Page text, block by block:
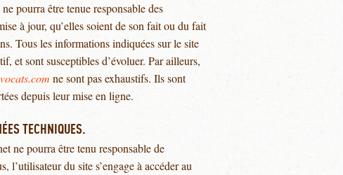
pourra être tenue responsable des
à jour, qu’elles soient de son fait ou du fait
Tous les informations indiquées sur le site
et sont susceptibles d’évoluer. Par ailleurs,
ne sont pas exhaustifs. Ils sont
depuis leur mise en ligne.
TECHNIQUES.
ne pourra être tenu responsable de
l’utilisateur du site s’engage à accéder au